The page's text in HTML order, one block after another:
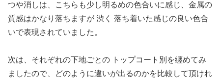
つや消しは、こちらも少し明るめの色合いに感じ、金属の
質感はかなり落ちますが 渋く 落ち着いた感じの良い色合
いで表現されていました。
次は、それぞれの下地ごとの トップコート別を纏めてみ
ましたので、どのように違いが出るのかを比較して頂けれ